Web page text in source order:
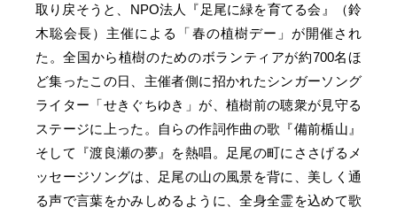
取り戻そうと、NPO法人『足尾に緑を育てる会』（鈴
木聡会長）主催による「春の植樹デー」が開催され
た。全国から植樹のためのボランティアが約700名ほ
ど集ったこの日、主催者側に招かれたシンガーソング
ライター「せきぐちゆき」が、植樹前の聴衆が見守る
ステージに上った。自らの作詞作曲の歌『備前楯山』
そして『渡良瀬の夢』を熱唱。足尾の町にささげるメ
ッセージソングは、足尾の山の風景を背に、美しく通
る声で言葉をかみしめるように、全身全霊を込めて歌